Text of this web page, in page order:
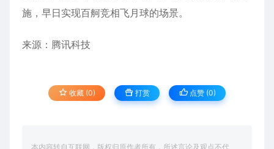
施，早日实现百舸竞相飞月球的场景。
来源： 腾讯科技
收藏 (0) 打赏 点赞 (0)
本内容转自互联网，版权归原作者所有，所述言论及观点不代